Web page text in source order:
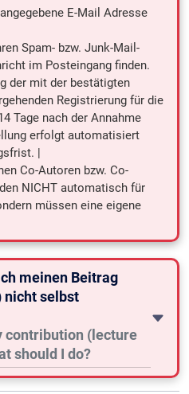
E-Mail Adresse
Spam- bzw. Junk-Mail-
im Posteingang finden.
der mit der bestätigten
Registrierung für die
Tage nach der Annahme
erfolgt automatisiert
|
Co-Autoren bzw. Co-
NICHT automatisch für
müssen eine eigene
meinen Beitrag
nicht selbst
contribution (lecture
should I do?